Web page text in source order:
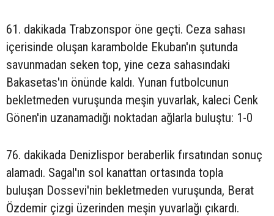
61. dakikada Trabzonspor öne geçti. Ceza sahası
içerisinde oluşan karambolde Ekuban'ın şutunda
savunmadan seken top, yine ceza sahasındaki
Bakasetas'ın önünde kaldı. Yunan futbolcunun
bekletmeden vuruşunda meşin yuvarlak, kaleci Cenk
Gönen'in uzanamadığı noktadan ağlarla buluştu: 1-0
76. dakikada Denizlispor beraberlik fırsatından sonuç
alamadı. Sagal'ın sol kanattan ortasında topla
buluşan Dossevi'nin bekletmeden vuruşunda, Berat
Özdemir çizgi üzerinden meşin yuvarlağı çıkardı.